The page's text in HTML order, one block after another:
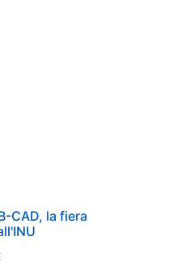
CAD, la fiera